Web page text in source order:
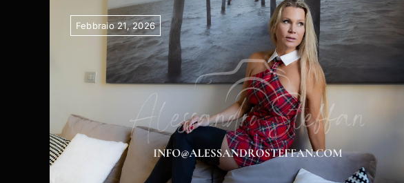
Febbraio 21, 2026